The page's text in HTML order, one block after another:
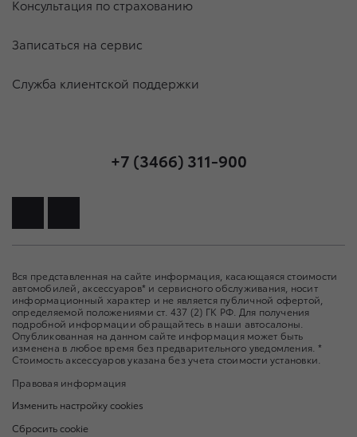
Консультация по страхованию
Записаться на сервис
Служба клиентской поддержки
+7 (3466) 311-900
Вся представленная на сайте информация, касающаяся стоимости
автомобилей, аксессуаров* и сервисного обслуживания, носит
информационный характер и не является публичной офертой,
определяемой положениями ст. 437 (2) ГК РФ. Для получения
подробной информации обращайтесь в наши автосалоны.
Опубликованная на данном сайте информация может быть
изменена в любое время без предварительного уведомления. *
Стоимость аксессуаров указана без учета стоимости установки.
Правовая информация
Изменить настройку cookies
Сбросить cookie